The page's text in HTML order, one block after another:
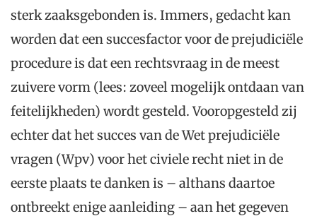
sterk zaaksgebonden is. Immers, gedacht kan
worden dat een succesfactor voor de prejudiciële
procedure is dat een rechtsvraag in de meest
zuivere vorm (lees: zoveel mogelijk ontdaan van
feitelijkheden) wordt gesteld. Vooropgesteld zij
echter dat het succes van de Wet prejudiciële
vragen (Wpv) voor het civiele recht niet in de
eerste plaats te danken is – althans daartoe
ontbreekt enige aanleiding – aan het gegeven